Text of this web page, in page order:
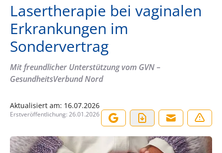
Lasertherapie bei vaginalen
Erkrankungen im
Sondervertrag
Mit freundlicher Unterstützung vom GVN –
GesundheitsVerbund Nord
Aktualisiert am: 16.07.2026
Erstveröffentlichung: 26.01.2026